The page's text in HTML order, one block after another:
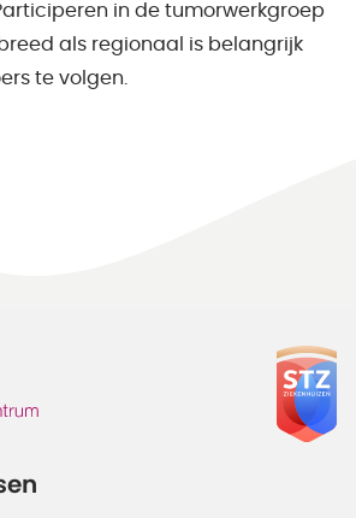
in de tumorwerkgroep
als regionaal is belangrijk
te volgen.